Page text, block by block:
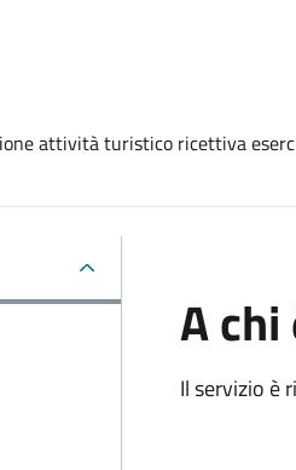
attività turistico ricettiva
A
Il servizio è